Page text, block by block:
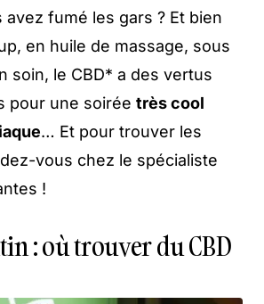
avez fumé les gars ? Et bien
en huile de massage, sous
soin, le CBD* a des vertus
pour une soirée très cool
… Et pour trouver les
vous chez le spécialiste
!
: où trouver du CBD